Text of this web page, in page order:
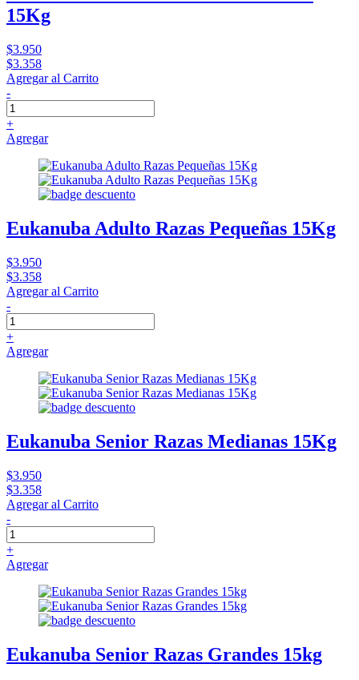
15Kg
$3.950
$3.358
Agregar al Carrito
-
+
Agregar
Eukanuba Adulto Razas Pequeñas 15Kg
$3.950
$3.358
Agregar al Carrito
-
+
Agregar
Eukanuba Senior Razas Medianas 15Kg
$3.950
$3.358
Agregar al Carrito
-
+
Agregar
Eukanuba Senior Razas Grandes 15kg